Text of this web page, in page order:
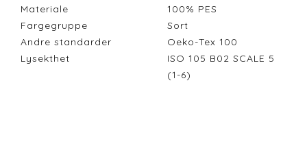
Materiale
100% PES
Fargegruppe
Sort
Andre standarder
Oeko-Tex 100
Lysekthet
ISO 105 B02 SCALE 5
(1-6)